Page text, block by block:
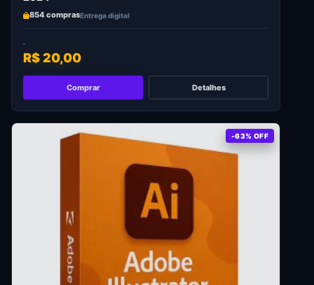
854 comprasEntrega digital
R$ 20,00
Comprar Detalhes
-63% OFF